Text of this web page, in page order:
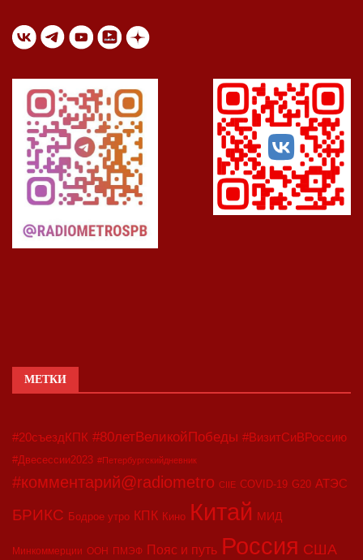
МЕТКИ
#20съездКПК #80летВеликойПобеды #ВизитСиВРоссию
#Двесессии2023 #Петербургскийдневник
#комментарий@radiometro CIIE COVID-19 G20 АТЭС
БРИКС Бодрое утро КПК Кино Китай МИД
Минкоммерции ООН ПМЭФ Пояс и путь Россия США